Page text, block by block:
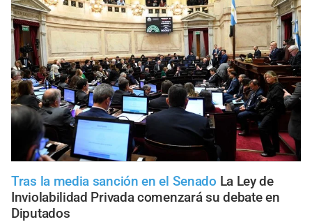
Tras la media sanción en el Senado La Ley de
Inviolabilidad Privada comenzará su debate en
Diputados